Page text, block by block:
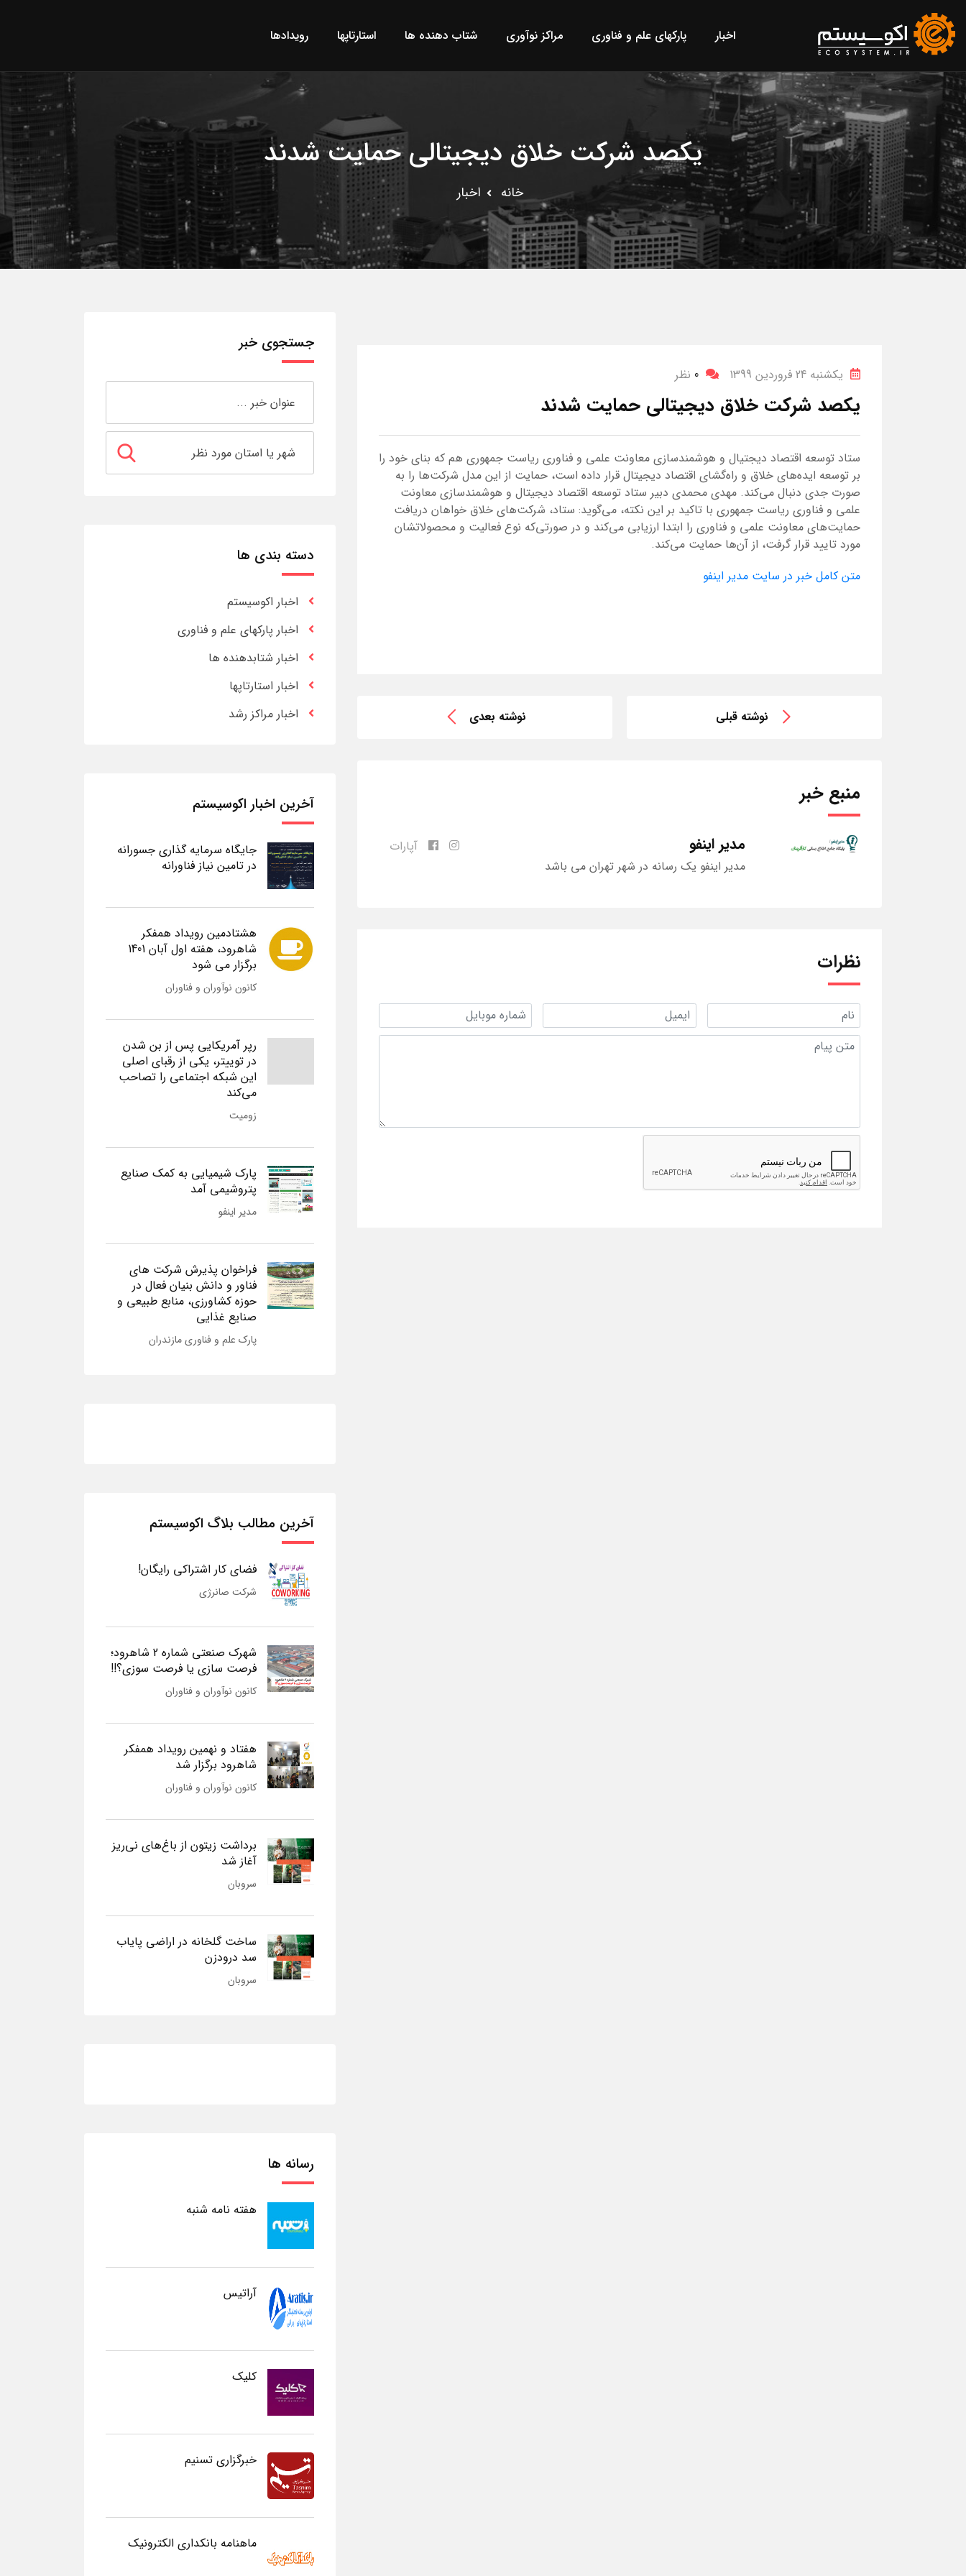
اخبار پارکهای علم و فناوری مراکز نوآوری شتاب دهنده ها استارتاپها رویدادها
یکصد شرکت خلاق دیجیتالی حمایت شدند
خانه اخبار
یکشنبه 24 فروردین 1399 0 نظر
یکصد شرکت خلاق دیجیتالی حمایت شدند
ستاد توسعه اقتصاد دیجتیال و هوشمندسازی معاونت علمی و فناوری ریاست جمهوری هم که بنای خود را
بر توسعه ایده‌های خلاق و راه‌گشای اقتصاد دیجیتال قرار داده است، حمایت از این مدل شرکت‌ها را به
صورت جدی دنبال می‌کند. مهدی محمدی دبیر ستاد توسعه اقتصاد دیجیتال و هوشمندسازی معاونت
علمی و فناوری ریاست جمهوری با تاکید بر این نکته، می‌گوید: ستاد، شرکت‌های خلاق خواهان دریافت
حمایت‌های معاونت علمی و فناوری را ابتدا ارزیابی می‌کند و در صورتی‌که نوع فعالیت و محصولاتشان
مورد تایید قرار گرفت، از آن‌ها حمایت می‌کند.
متن کامل خبر در سایت مدیر اینفو
نوشته قبلی نوشته بعدی
منبع خبر
مدیر اینفو
مدیر اینفو یک رسانه در شهر تهران می باشد
آپارات
نظرات
جستجوی خبر
دسته بندی ها
اخبار اکوسیستم
اخبار پارکهای علم و فناوری
اخبار شتابدهنده ها
اخبار استارتاپها
اخبار مراکز رشد
آخرین اخبار اکوسیستم
جایگاه سرمایه گذاری جسورانه
در تامین نیاز فناورانه
هشتادمین رویداد همفکر
شاهرود، هفته اول آبان 1401
برگزار می شود
کانون نوآوران و فناوران
رپر آمریکایی پس از بن شدن
در توییتر، یکی از رقبای اصلی
این شبکه اجتماعی را تصاحب
می‌کند
زومیت
پارک شیمیایی به کمک صنایع
پتروشیمی آمد
مدیر اینفو
فراخوان پذیرش شرکت های
فناور و دانش بنیان فعال در
حوزه کشاورزی، منابع طبیعی و
صنایع غذایی
پارک علم و فناوری مازندران
آخرین مطالب بلاگ اکوسیستم
فضای کار اشتراکی رایگان!
شرکت صانرژی
شهرک صنعتی شماره 2 شاهرود؛
فرصت سازی یا فرصت سوزی؟!!
کانون نوآوران و فناوران
هفتاد و نهمین رویداد همفکر
شاهرود برگزار شد
کانون نوآوران و فناوران
برداشت زیتون از باغ‌های نی‌ریز
آغاز شد
سروبان
ساخت گلخانه در اراضی پایاب
سد درودزن
سروبان
رسانه ها
هفته نامه شنبه
آراتیس
کلیک
خبرگزاری تسنیم
ماهنامه بانکداری الکترونیک